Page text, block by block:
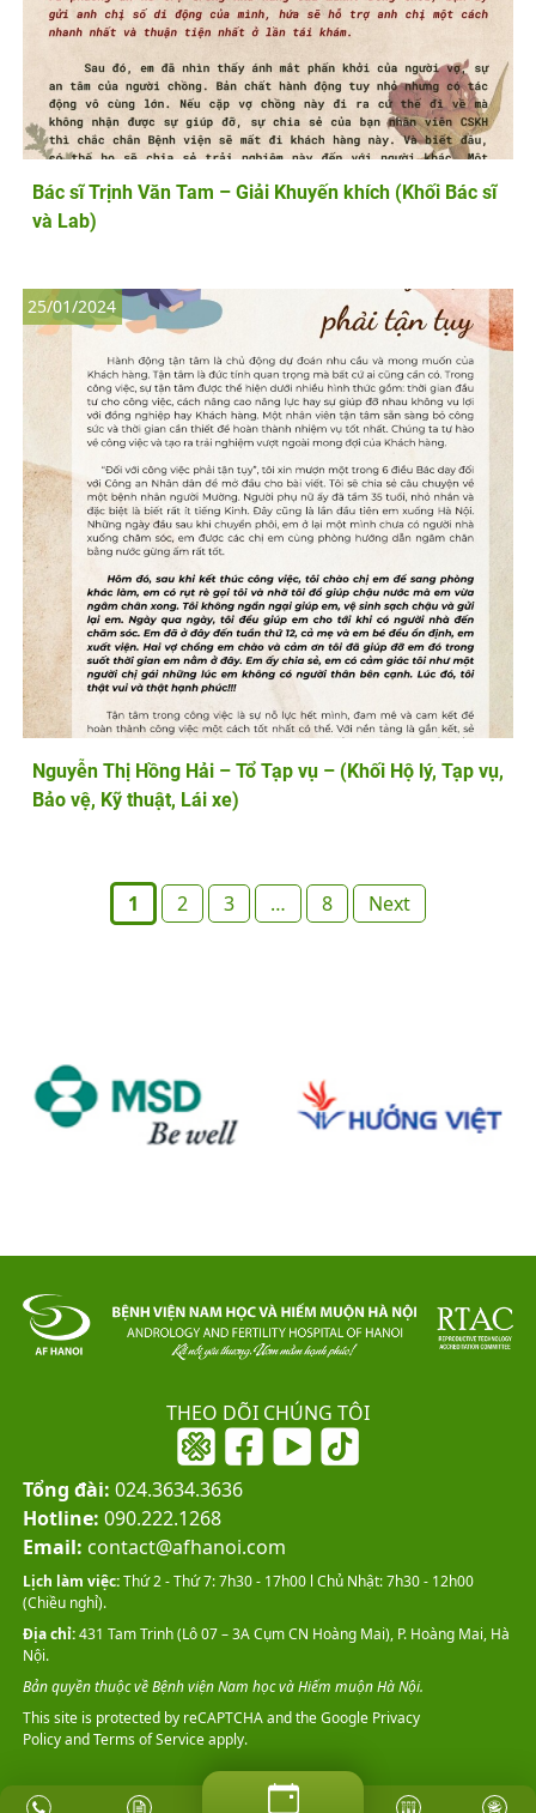
Bác sĩ Trịnh Văn Tam – Giải Khuyến khích (Khối Bác sĩ
và Lab)
Nguyễn Thị Hồng Hải – Tổ Tạp vụ – (Khối Hộ lý, Tạp vụ,
Bảo vệ, Kỹ thuật, Lái xe)
25/01/2024
1 2 3 … 8 Next
THEO DÕI CHÚNG TÔI
Tổng đài: 024.3634.3636
Hotline: 090.222.1268
Email: contact@afhanoi.com
This site is protected by reCAPTCHA and the GooglePrivacy
PolicyandTerms of Serviceapply.
Lịch làm việc:Thứ 2 - Thứ 7: 7h30 - 17h00 l Chủ Nhật: 7h30 - 12h00
(Chiều nghỉ).
Địa chỉ:431 Tam Trinh (Lô 07 – 3A Cụm CN Hoàng Mai), P. Hoàng Mai, Hà
Nội.
Bản quyền thuộc về Bệnh viện Nam học và Hiếm muộn Hà Nội.